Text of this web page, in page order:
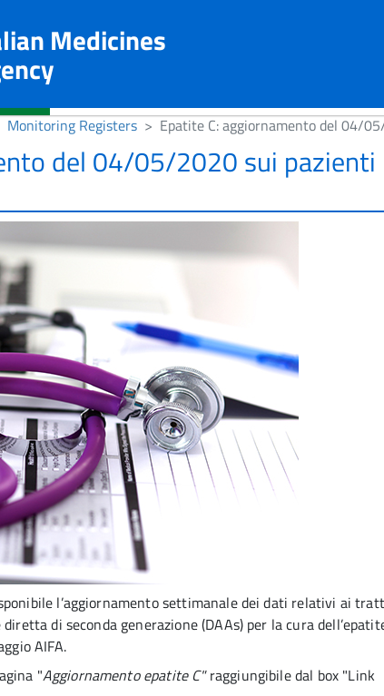
Medicines
Monitoring Registers Epatite C: aggiornamento del 04/
del 04/05/2020 sui pazienti
l’aggiornamento settimanale dei dati relativi ai
di seconda generazione (DAAs) per la cura
AIFA.
"Aggiornamento epatite C"raggiungibile dal box "Link